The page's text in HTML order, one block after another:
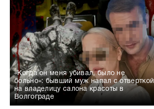
«Когда он меня убивал, было не
больно»: бывший муж напал с отверткой
на владелицу салона красоты в
Волгограде